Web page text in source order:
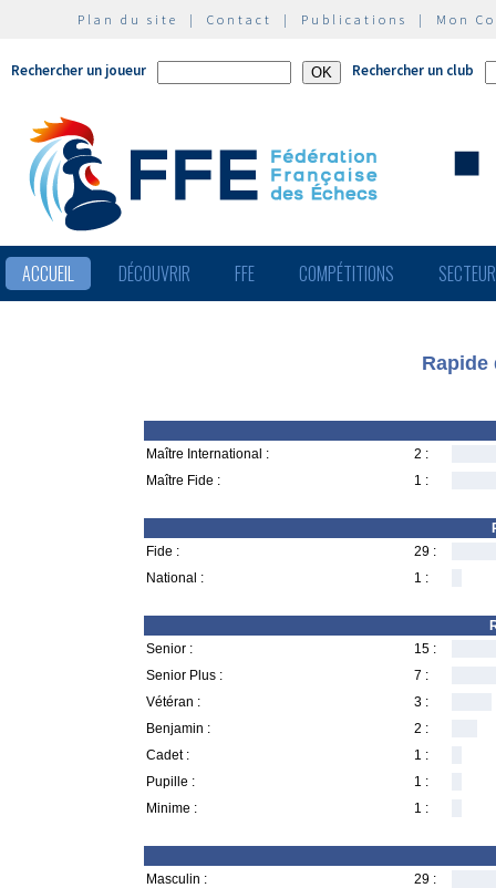
Plan du site | Contact | Publications | Mon
Rechercher un joueur Rechercher un club
ACCUEIL DÉCOUVRIR FFE COMPÉTITIONS
Rapide
Maître International :
2 :
Maître Fide :
1 :
Fide :
29 :
National :
1 :
Senior :
15 :
Senior Plus :
7 :
Vétéran :
3 :
Benjamin :
2 :
Cadet :
1 :
Pupille :
1 :
Minime :
1 :
Masculin :
29 :